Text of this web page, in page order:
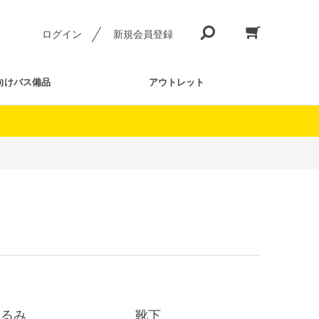
ログイン 新規会員登録
けバス備品 アウトレット
み 靴下